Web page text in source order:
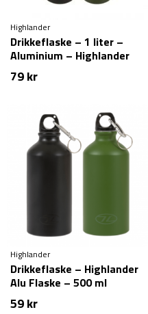
Highlander
Drikkeflaske – 1 liter –
Aluminium – Highlander
79kr
Highlander
Drikkeflaske – Highlander
Alu Flaske – 500 ml
59kr